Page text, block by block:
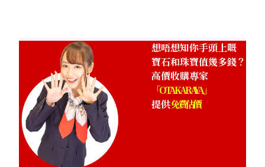
想唔想知你手頭上嘅
寶石和珠寶值幾多錢？
高價收購專家
「OTAKARAYA」
提供免費估價